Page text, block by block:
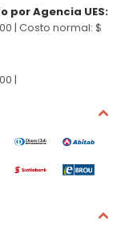
por Agencia UES:
| Costo normal: $
|